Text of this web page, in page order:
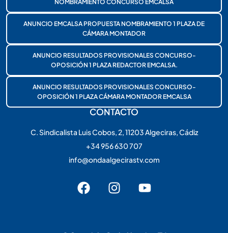
NOMBRAMIENTO CONCURSO EMCALSA
ANUNCIO EMCALSA PROPUESTA NOMBRAMIENTO 1 PLAZA DE
CÁMARA MONTADOR
ANUNCIO RESULTADOS PROVISIONALES CONCURSO-
OPOSICIÓN 1 PLAZA REDACTOR EMCALSA.
ANUNCIO RESULTADOS PROVISIONALES CONCURSO-
OPOSICIÓN 1 PLAZA CÁMARA MONTADOR EMCALSA
CONTACTO
C. Sindicalista Luis Cobos, 2, 11203 Algeciras, Cádiz
+34 956 630 707
info@ondaalgecirastv.com